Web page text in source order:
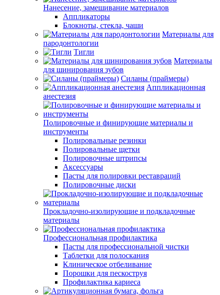
Нанесение, замешивание материалов
Аппликаторы
Блокноты, стекла, чаши
Материалы для
пародонтологии
Тигли
Материалы
для шинирования зубов
Силаны (праймеры)
Аппликационная
анестезия
Полировочные и финирующие материалы и
инструменты
Полировальные резинки
Полировальные щетки
Полировочные штрипсы
Аксессуары
Пасты для полировки реставраций
Полировочные диски
Прокладочно-изолирующие и подкладочные
материалы
Профессиональная профилактика
Пасты для профессиональной чистки
Таблетки для полоскания
Клиническое отбеливание
Порошки для пескоструя
Профилактика кариеса